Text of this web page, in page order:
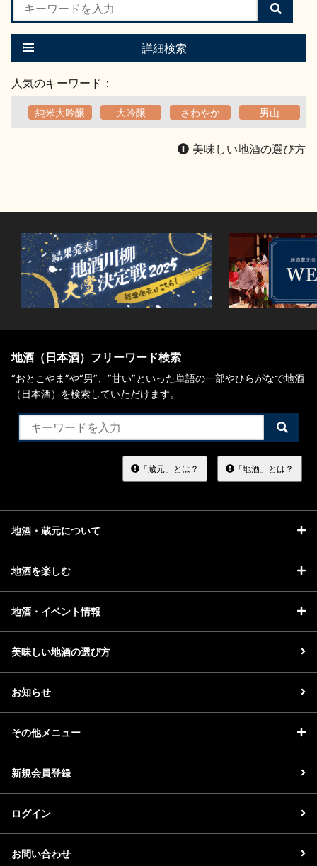
検
索
す
詳細検索
人気のキーワード：
純米大吟醸 大吟醸 さわやか 男山
美味しい地酒の選び方
地酒（日本酒）フリーワード検索
“おとこやま”や“男”、”甘い”といった単語の一部やひらがなで地酒
（日本酒）を検索していただけます。
検
索
る
「蔵元」とは？ 「地酒」とは？
地酒・蔵元について
地酒を楽しむ
地酒・イベント情報
美味しい地酒の選び方
お知らせ
その他メニュー
新規会員登録
ログイン
お問い合わせ